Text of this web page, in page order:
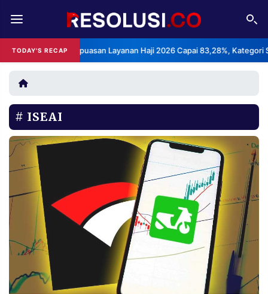
TODAY'S RECAP
Indeks Kepuasan Layanan Haji 2026 Capai 83,28%, Kategori Sangat
REDAKSI TENTANG
RESOLUSI IKLAN
RUBRIKASI
EDITORIAL AKSARA
FINANSIA
DAERAH NASIONAL
MANCA SPORT
INFORMASI
PRIVACY
POLICY WARGA
ISEAI